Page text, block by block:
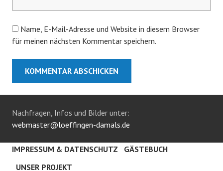
Name, E-Mail-Adresse und Website in diesem Browser
für meinen nächsten Kommentar speichern.
Nachfragen, Infos und Bilder unter:
webmaster@loeffingen-damals.de
IMPRESSUM & DATENSCHUTZ
GÄSTEBUCH
UNSER PROJEKT